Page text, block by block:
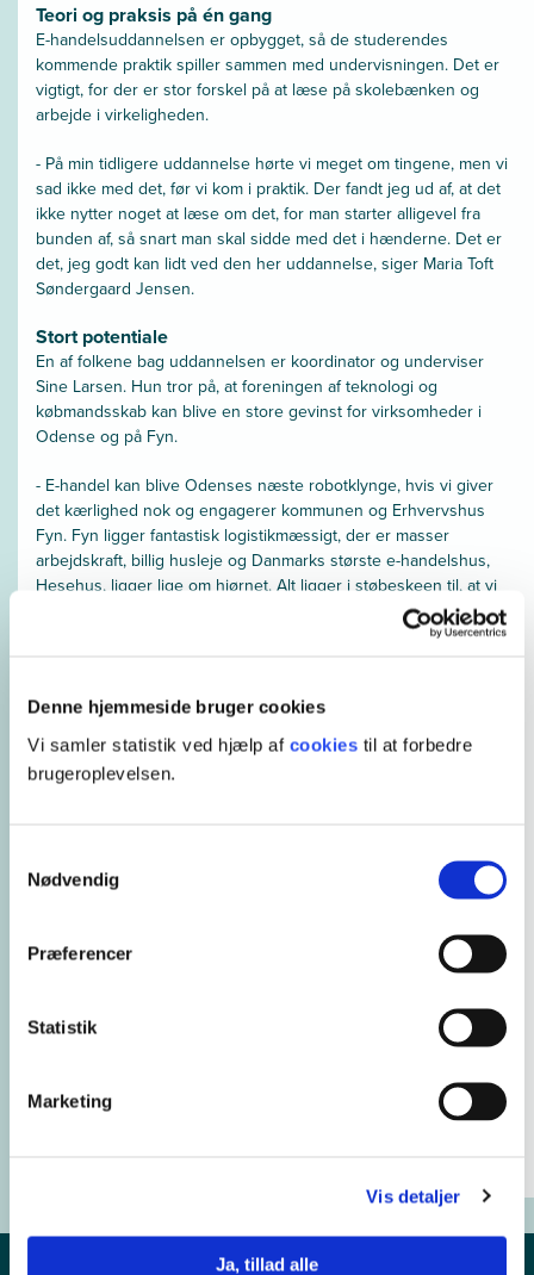
Denne hjemmeside bruger cookies
Vi samler statistik ved hjælp af cookies til at forbedre
brugeroplevelsen.
Nødvendig
Præferencer
Statistik
Marketing
Vis detaljer
Ja, tillad alle
Teori og praksis på én gang
E-handelsuddannelsen er opbygget, så de studerendes
kommende praktik spiller sammen med undervisningen. Det er
vigtigt, for der er stor forskel på at læse på skolebænken og
arbejde i virkeligheden.
- På min tidligere uddannelse hørte vi meget om tingene, men vi
sad ikke med det, før vi kom i praktik. Der fandt jeg ud af, at det
ikke nytter noget at læse om det, for man starter alligevel fra
bunden af, så snart man skal sidde med det i hænderne. Det er
det, jeg godt kan lidt ved den her uddannelse, siger Maria Toft
Søndergaard Jensen.
Stort potentiale
En af folkene bag uddannelsen er koordinator og underviser
Sine Larsen. Hun tror på, at foreningen af teknologi og
købmandsskab kan blive en store gevinst for virksomheder i
Odense og på Fyn.
- E-handel kan blive Odenses næste robotklynge, hvis vi giver
det kærlighed nok og engagerer kommunen og Erhvervshus
Fyn. Fyn ligger fantastisk logistikmæssigt, der er masser
arbejdskraft, billig husleje og Danmarks største e-handelshus,
Hesehus, ligger lige om hjørnet. Alt ligger i støbeskeen til, at vi